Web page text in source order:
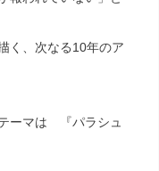
く、次なる10年のア
ーマは 『パラシュ